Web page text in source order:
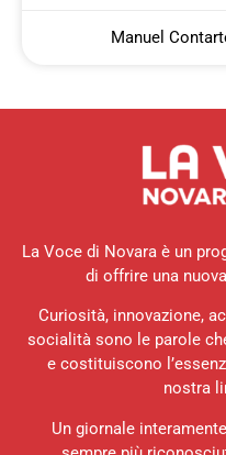
Manuel
La Voce di Novara è un
di offrire una
Curiosità, innovazione,
socialità sono le parole
e costituiscono
nostra
Un giornale